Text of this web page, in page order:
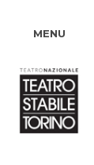
MENU